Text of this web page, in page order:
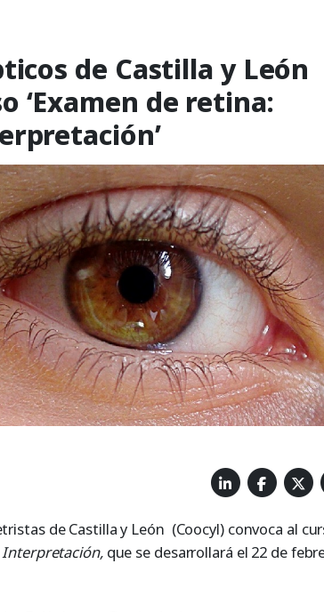
de Castilla y León
‘Examen de retina:
de Castilla y León (Coocyl) convoca al
Interpretación, que se desarrollará el 22 de